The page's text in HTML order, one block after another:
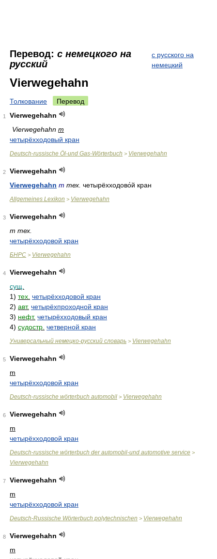
Перевод: с немецкого на
русский
с русского на
немецкий
Vierwegehahn
Толкование Перевод
1
Vierwegehahn
Vierwegehahn m
четырёхходовый кран
Deutsch-russische Öl-und Gas-Wörterbuch > Vierwegehahn
2
Vierwegehahn
Vierwegehahn m тех. четырёхходово́й кран
Allgemeines Lexikon > Vierwegehahn
3
Vierwegehahn
m тех.
четырёхходовой кран
БНРС > Vierwegehahn
4
Vierwegehahn
сущ.
1) тех. четырёхходовой кран
2) авт. четырёхпроходной кран
3) нефт. четырёхходовый кран
4) судостр. четверной кран
Универсальный немецко-русский словарь > Vierwegehahn
5
Vierwegehahn
m
четырёхходовой кран
Deutsch-russische wörterbuch automobil > Vierwegehahn
6
Vierwegehahn
m
четырёхходовой кран
Deutsch-russische wörterbuch der automobil-und automotive service >
Vierwegehahn
7
Vierwegehahn
m
четырёхходовой кран
Deutsch-Russische Wörterbuch polytechnischen > Vierwegehahn
8
Vierwegehahn
m